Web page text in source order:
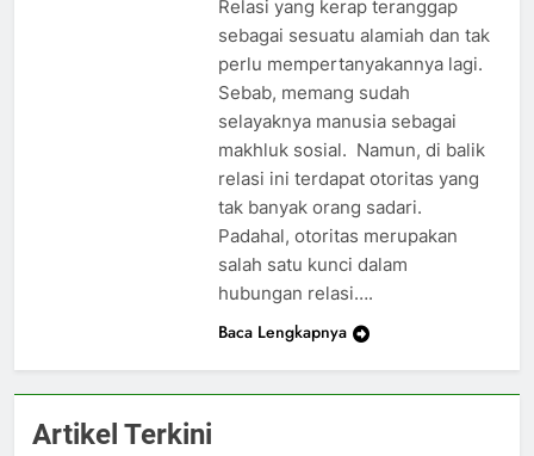
Relasi yang kerap teranggap
sebagai sesuatu alamiah dan tak
perlu mempertanyakannya lagi.
Sebab, memang sudah
selayaknya manusia sebagai
makhluk sosial. Namun, di balik
relasi ini terdapat otoritas yang
tak banyak orang sadari.
Padahal, otoritas merupakan
salah satu kunci dalam
hubungan relasi….
Baca Lengkapnya
Artikel Terkini